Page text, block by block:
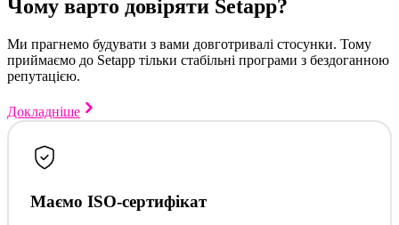
Чому варто довіряти Setapp?
Ми прагнемо будувати з вами довготривалі стосунки. Тому
приймаємо до Setapp тільки стабільні програми з бездоганною
репутацією.
Докладніше
Маємо ISO-сертифікат